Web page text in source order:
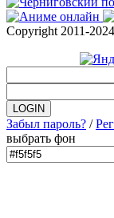
Copyright 2011-
Забыл пароль? /
выбрать фон